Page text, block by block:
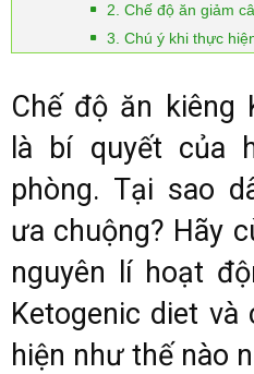
2. Chế độ ăn giảm
3. Chú ý khi thực
Chế độ ăn kiêng
là bí quyết của
phòng. Tại sao
ưa chuộng? Hãy
nguyên lí hoạt
Ketogenic diet
hiện như thế nào